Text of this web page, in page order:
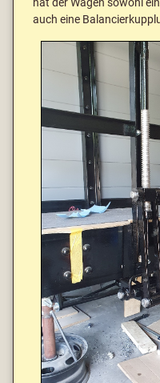
hat der Wagen sowohl
auch eine